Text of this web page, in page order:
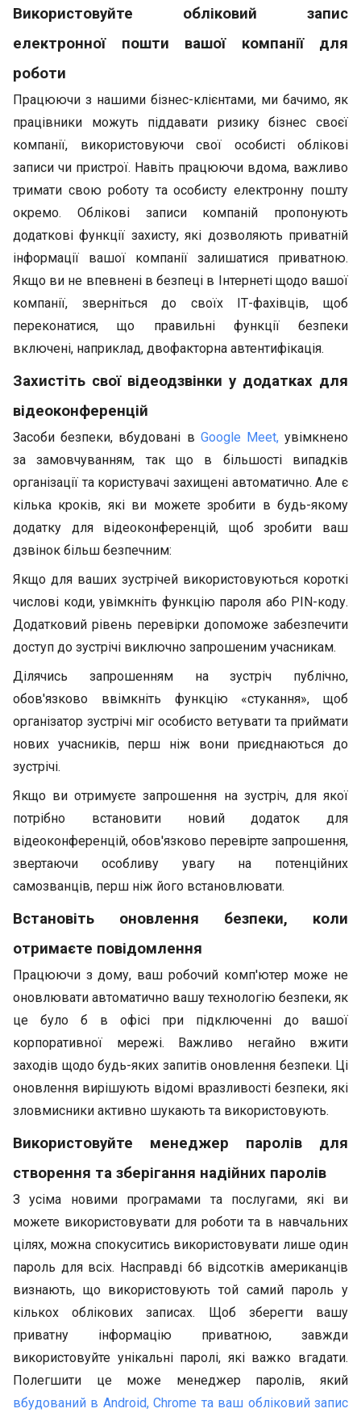
Використовуйте обліковий запис
електронної пошти вашої компанії для
роботи
Працюючи з нашими бізнес-клієнтами, ми бачимо, як
працівники можуть піддавати ризику бізнес своєї
компанії, використовуючи свої особисті облікові
записи чи пристрої. Навіть працюючи вдома, важливо
тримати свою роботу та особисту електронну пошту
окремо. Облікові записи компаній пропонують
додаткові функції захисту, які дозволяють приватній
інформації вашої компанії залишатися приватною.
Якщо ви не впевнені в безпеці в Інтернеті щодо вашої
компанії, зверніться до своїх ІТ-фахівців, щоб
переконатися, що правильні функції безпеки
включені, наприклад, двофакторна автентифікація.
Захистіть свої відеодзвінки у додатках для
відеоконференцій
Засоби безпеки, вбудовані в Google Meet,увімкнено
за замовчуванням, так що в більшості випадків
організації та користувачі захищені автоматично. Але є
кілька кроків, які ви можете зробити в будь-якому
додатку для відеоконференцій, щоб зробити ваш
дзвінок більш безпечним:
Якщо для ваших зустрічей використовуються короткі
числові коди, увімкніть функцію пароля або PIN-коду.
Додатковий рівень перевірки допоможе забезпечити
доступ до зустрічі виключно запрошеним учасникам.
Ділячись запрошенням на зустріч публічно,
обов'язково ввімкніть функцію «стукання», щоб
організатор зустрічі міг особисто ветувати та приймати
нових учасників, перш ніж вони приєднаються до
зустрічі.
Якщо ви отримуєте запрошення на зустріч, для якої
потрібно встановити новий додаток для
відеоконференцій, обов'язково перевірте запрошення,
звертаючи особливу увагу на потенційних
самозванців, перш ніж його встановлювати.
Встановіть оновлення безпеки, коли
отримаєте повідомлення
Працюючи з дому, ваш робочий комп'ютер може не
оновлювати автоматично вашу технологію безпеки, як
це було б в офісі при підключенні до вашої
корпоративної мережі. Важливо негайно вжити
заходів щодо будь-яких запитів оновлення безпеки. Ці
оновлення вирішують відомі вразливості безпеки, які
зловмисники активно шукають та використовують.
Використовуйте менеджер паролів для
створення та зберігання надійних паролів
З усіма новими програмами та послугами, які ви
можете використовувати для роботи та в навчальних
цілях, можна спокуситись використовувати лише один
пароль для всіх. Насправді 66 відсотків американців
визнають, що використовують той самий пароль у
кількох облікових записах. Щоб зберегти вашу
приватну інформацію приватною, завжди
використовуйте унікальні паролі, які важко вгадати.
Полегшити це може менеджер паролів, який
вбудований в Android, Chrome та ваш обліковий запис